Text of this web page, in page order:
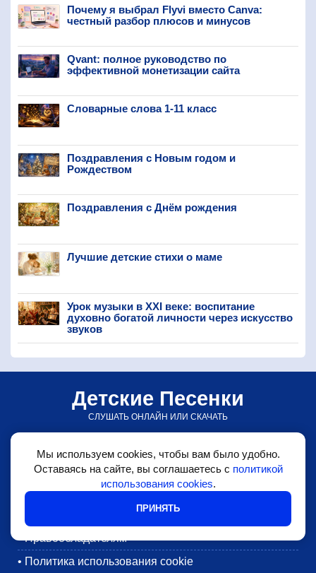
Почему я выбрал Flyvi вместо Canva:
честный разбор плюсов и минусов
Qvant: полное руководство по
эффективной монетизации сайта
Словарные слова 1-11 класс
Поздравления с Новым годом и
Рождеством
Поздравления с Днём рождения
Лучшие детские стихи о маме
Урок музыки в XXI веке: воспитание
духовно богатой личности через искусство
звуков
Детские Песенки
СЛУШАТЬ ОНЛАЙН ИЛИ СКАЧАТЬ
Детские песни
Блог
•Правообладателям
• Политика использования cookie
Мы используем cookies, чтобы вам было удобно.
Оставаясь на сайте, вы соглашаетесь с политикой
использования cookies.
ПРИНЯТЬ